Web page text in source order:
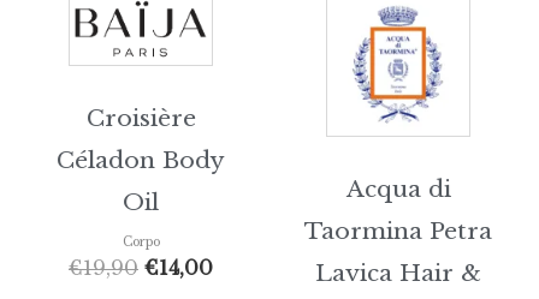
Croisière
Céladon Body
Oil
Corpo
€19,90 €14,00
Acqua di
Taormina Petra
Lavica Hair &